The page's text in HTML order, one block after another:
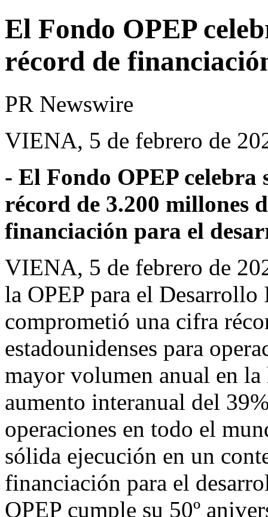
El Fondo OPEP
récord de
PR Newswire
VIENA, 5 de febrero de
- El Fondo OPEP celebra
récord de 3.200 millones
financiación para el
VIENA, 5 de febrero de
la OPEP para el
comprometió una cifra
estadounidenses para
mayor volumen anual en
aumento interanual del
operaciones en todo el
sólida ejecución en un
financiación para el
OPEP cumple su 50º